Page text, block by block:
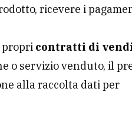
ricevere i
propri contratti di
o servizio venduto, il
alla raccolta dati per